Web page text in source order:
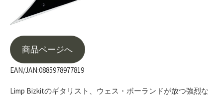
商品ページへ
EAN/JAN:0885978977819
Limp Bizkitのギタリスト、ウェス・ボーランドが放つ強烈な